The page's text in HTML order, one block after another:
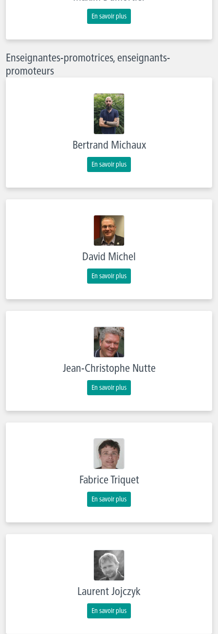
En savoir plus
Enseignantes-promotrices, enseignants-
promoteurs
Bertrand Michaux
En savoir plus
David Michel
En savoir plus
Jean-Christophe Nutte
En savoir plus
Fabrice Triquet
En savoir plus
Laurent Jojczyk
En savoir plus